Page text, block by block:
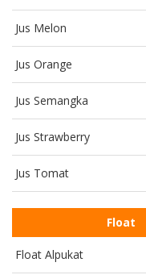
Jus Melon
Jus Orange
Jus Semangka
Jus Strawberry
Jus Tomat
Float
Float Alpukat